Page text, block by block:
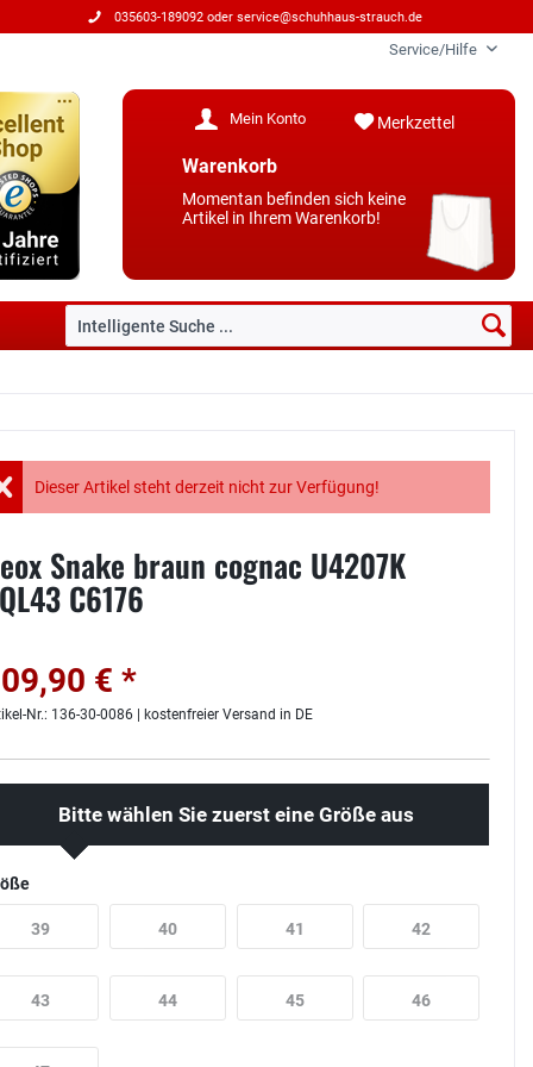
035603-189092 oder service@schuhhaus-strauch.de
Service/Hilfe
Merkzettel
Mein Konto
Warenkorb
Momentan befinden sich keine
Artikel in Ihrem Warenkorb!
Dieser Artikel steht derzeit nicht zur Verfügung!
Snake braun cognac U4207K
C6176
€ *
Nr.: 136-30-0086 | kostenfreier Versand in DE
Bitte wählen Sie zuerst eine Größe aus
39 40 41 42
43 44 45 46